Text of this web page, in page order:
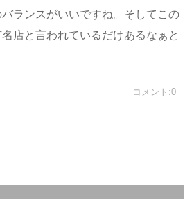
ランスがいいですね。そしてこの
店と言われているだけあるなぁと
コメント:0